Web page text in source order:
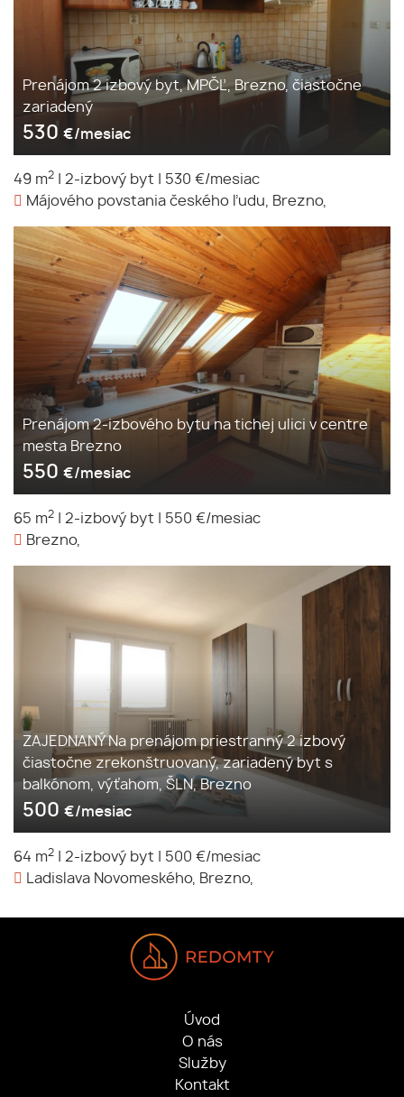
Prenájom 2 izbový byt, MPČĽ, Brezno, čiastočne
zariadený
530 €/mesiac
49 m2 2-izbový byt
530 €/mesiac
Májového povstania českého ľudu, Brezno,
Prenájom 2-izbového bytu na tichej ulici v centre
mesta Brezno
550 €/mesiac
65 m2 2-izbový byt
550 €/mesiac
Brezno,
ZAJEDNANÝ Na prenájom priestranný 2 izbový
čiastočne zrekonštruovaný, zariadený byt s
balkónom, výťahom, ŠLN, Brezno
500 €/mesiac
64 m2 2-izbový byt
500 €/mesiac
Ladislava Novomeského, Brezno,
Úvod
O nás
Služby
Kontakt